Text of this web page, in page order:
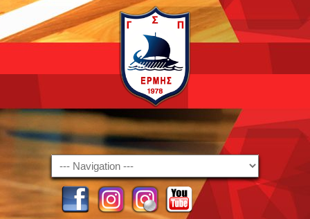
Navigation